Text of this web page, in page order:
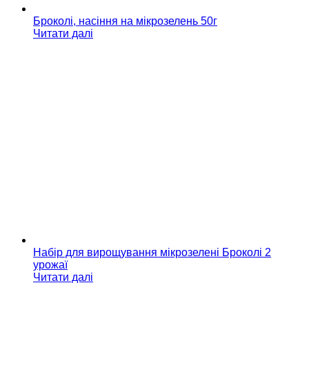
Броколі, насіння на мікрозелень 50г
Читати далі
Набір для вирощування мікрозелені Броколі 2
урожаї
Читати далі